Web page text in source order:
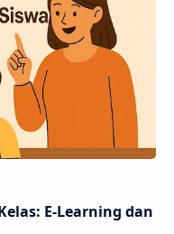
E-Learning dan